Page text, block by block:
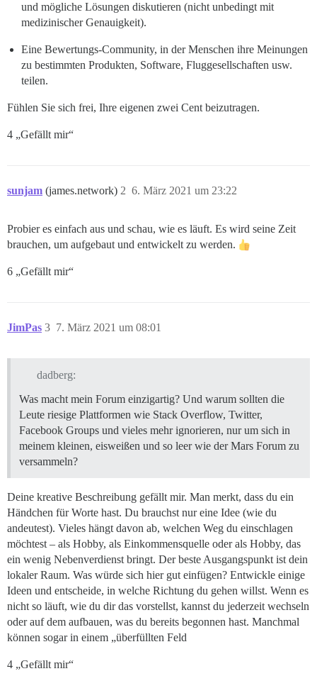
und mögliche Lösungen diskutieren (nicht unbedingt mit
medizinischer Genauigkeit).
Eine Bewertungs-Community, in der Menschen ihre Meinungen
zu bestimmten Produkten, Software, Fluggesellschaften usw.
teilen.
Fühlen Sie sich frei, Ihre eigenen zwei Cent beizutragen.
4 „Gefällt mir“
sunjam (james.network) 6. März 2021 um 23:22
2
Probier es einfach aus und schau, wie es läuft. Es wird seine Zeit
brauchen, um aufgebaut und entwickelt zu werden.
6 „Gefällt mir“
JimPas 7. März 2021 um 08:01
3
dadberg:
Was macht mein Forum einzigartig? Und warum sollten die
Leute riesige Plattformen wie Stack Overflow, Twitter,
Facebook Groups und vieles mehr ignorieren, nur um sich in
meinem kleinen, eisweißen und so leer wie der Mars Forum zu
versammeln?
Deine kreative Beschreibung gefällt mir. Man merkt, dass du ein
Händchen für Worte hast. Du brauchst nur eine Idee (wie du
andeutest). Vieles hängt davon ab, welchen Weg du einschlagen
möchtest – als Hobby, als Einkommensquelle oder als Hobby, das
ein wenig Nebenverdienst bringt. Der beste Ausgangspunkt ist dein
lokaler Raum. Was würde sich hier gut einfügen? Entwickle einige
Ideen und entscheide, in welche Richtung du gehen willst. Wenn es
nicht so läuft, wie du dir das vorstellst, kannst du jederzeit wechseln
oder auf dem aufbauen, was du bereits begonnen hast. Manchmal
können sogar in einem „überfüllten Feld
4 „Gefällt mir“